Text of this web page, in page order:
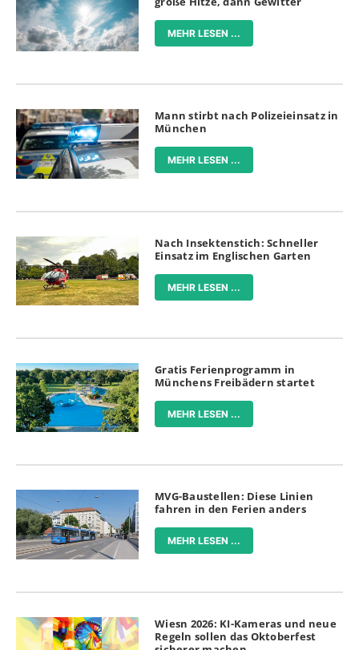
MEHR LESEN ...
Mann stirbt nach Polizeieinsatz in
München
MEHR LESEN ...
Nach Insektenstich: Schneller
Einsatz im Englischen Garten
MEHR LESEN ...
Gratis Ferienprogramm in
Münchens Freibädern startet
MEHR LESEN ...
MVG-Baustellen: Diese Linien
fahren in den Ferien anders
MEHR LESEN ...
Wiesn 2026: KI-Kameras und neue
Regeln sollen das Oktoberfest